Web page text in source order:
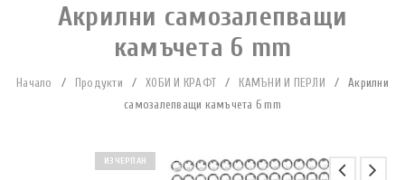
Акрилни самозалепващи
камъчета 6 mm
Начало / Продукти / ХОБИ И КРАФТ / КАМЪНИ И ПЕРЛИ /
Акрилни
самозалепващи камъчета 6 mm
ИЗЧЕРПАН